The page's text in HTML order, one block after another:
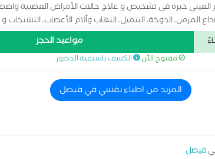
خبره في تشخيص و علاج حالات الأمراض العصبية
المزمن، الدوخة، التنميل، التهاب وآلام الأعصاب، التشنجات
مواعيد الحجز
مفتوح الآن الكشف باسبقية الحضور
المزيد من اطباء نفسي في فيصل
فيصل